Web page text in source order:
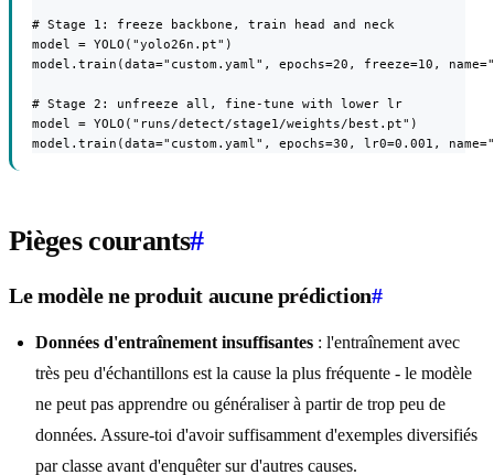
# Stage 1: freeze backbone, train head and neck
model = YOLO("yolo26n.pt")
model.train(data="custom.yaml", epochs=20, freeze=10,
# Stage 2: unfreeze all, fine-tune with lower lr
model = YOLO("runs/detect/stage1/weights/best.pt")
model.train(data="custom.yaml", epochs=30, lr0=0.001,
Pièges courants#
Le modèle ne produit aucune prédiction#
Données d'entraînement insuffisantes : l'entraînement avec
très peu d'échantillons est la cause la plus fréquente - le modèle
ne peut pas apprendre ou généraliser à partir de trop peu de
données. Assure-toi d'avoir suffisamment d'exemples diversifiés
par classe avant d'enquêter sur d'autres causes.